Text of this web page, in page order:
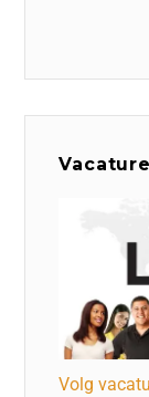
Volg